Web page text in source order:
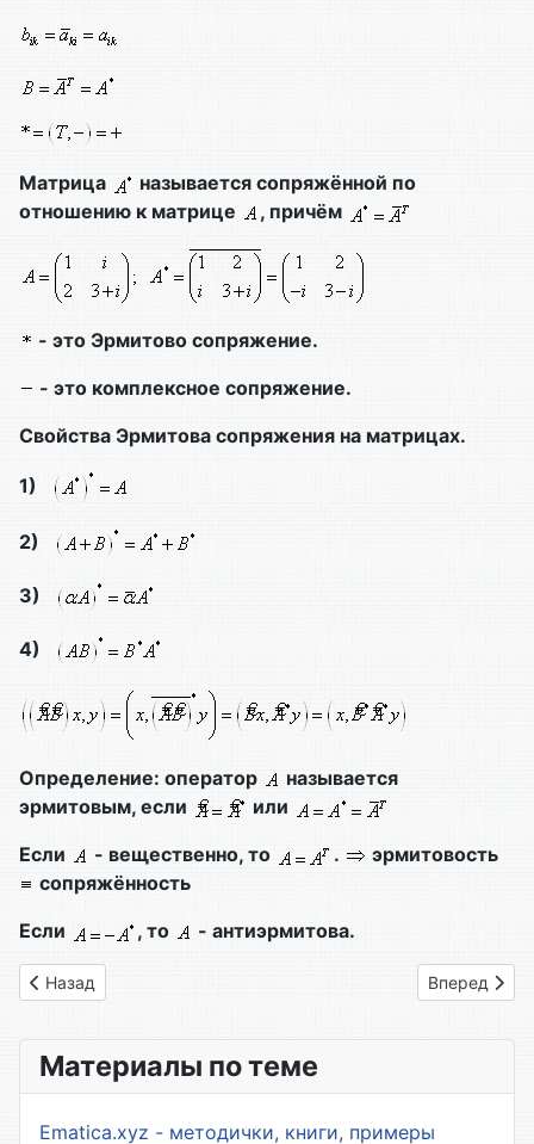
Матрица
называется сопряжённой по
отношению к матрице
, причём
- это Эрмитово сопряжение.
- это комплексное сопряжение.
Свойства Эрмитова сопряжения на матрицах.
1)
2)
3)
4)
Определение: оператор
называется
эрмитовым, если
или
Если - вещественно, то .
эрмитовость
сопряжённость
Если
, то - антиэрмитова.
Предыдущий: Лекция №11. Ядро и образ линейного
Назад Следующий:
Вперед
Материалы по теме
Ematica.xyz - методички, книги, примеры